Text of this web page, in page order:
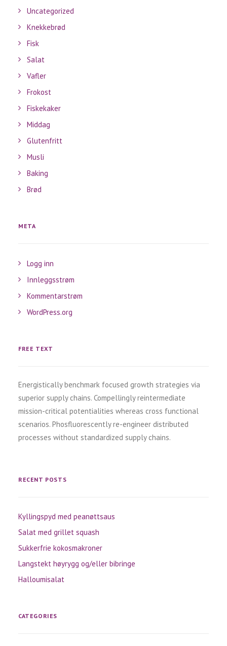
Uncategorized
Knekkebrød
Fisk
Salat
Vafler
Frokost
Fiskekaker
Middag
Glutenfritt
Musli
Baking
Brød
META
Logg inn
Innleggsstrøm
Kommentarstrøm
WordPress.org
FREE TEXT
Energistically benchmark focused growth strategies via
superior supply chains. Compellingly reintermediate
mission-critical potentialities whereas cross functional
scenarios. Phosfluorescently re-engineer distributed
processes without standardized supply chains.
RECENT POSTS
Kyllingspyd med peanøttsaus
Salat med grillet squash
Sukkerfrie kokosmakroner
Langstekt høyrygg og/eller bibringe
Halloumisalat
CATEGORIES